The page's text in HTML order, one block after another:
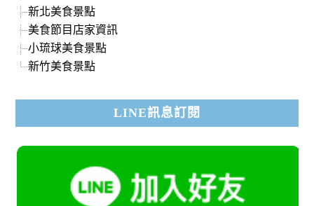
新北美食景點
美食節目店家資訊
小琉球美食景點
新竹美食景點
LINE訊息訂閱